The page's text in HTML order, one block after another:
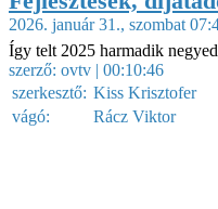
2026. január 31., szombat
Így telt 2025 harmadik
szerző: ovtv | 00:10:46
szerkesztő: Kiss Krisztofer
vágó:
Rácz Viktor